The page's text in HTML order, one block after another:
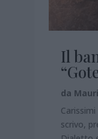
Il
da
scrivo,